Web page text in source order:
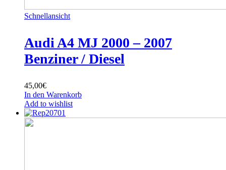
Schnellansicht
Audi A4 MJ 2000 – 2007
Benziner / Diesel
45,00€
In den Warenkorb
Add to wishlist